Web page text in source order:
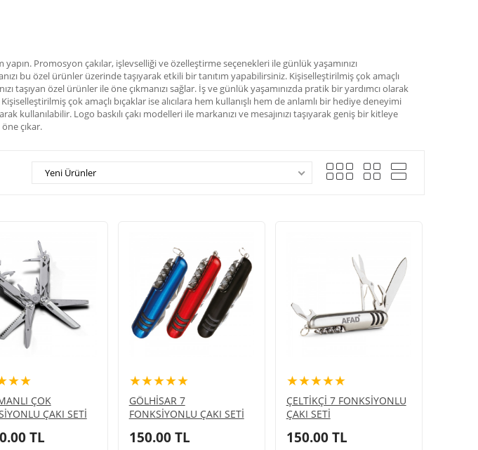
yapın. Promosyon çakılar, işlevselliği ve özelleştirme seçenekleri ile günlük yaşamınızı
bu özel ürünler üzerinde taşıyarak etkili bir tanıtım yapabilirsiniz. Kişiselleştirilmiş çok amaçlı
taşıyan özel ürünler ile öne çıkmanızı sağlar. İş ve günlük yaşamınızda pratik bir yardımcı olarak
çok amaçlı bıçaklar ise alıcılara hem kullanışlı hem de anlamlı bir hediye deneyimi
kullanılabilir. Logo baskılı çakı modelleri ile markanızı ve mesajınızı taşıyarak geniş bir kitleye
çıkar.
Yeni Ürünler
ÇOK
ÇAKI SETİ
TL
★★★★★
GÖLHİSAR 7
FONKSİYONLU ÇAKI SETİ
150.00TL
★★★★★
ÇELTİKÇİ 7 FONKSİYONLU
ÇAKI SETİ
150.00TL